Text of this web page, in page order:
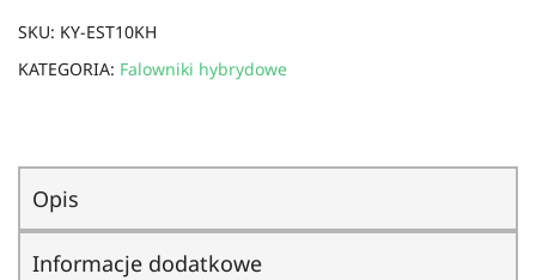
SKU: KY-EST10KH
KATEGORIA: Falowniki hybrydowe
Opis
Informacje dodatkowe